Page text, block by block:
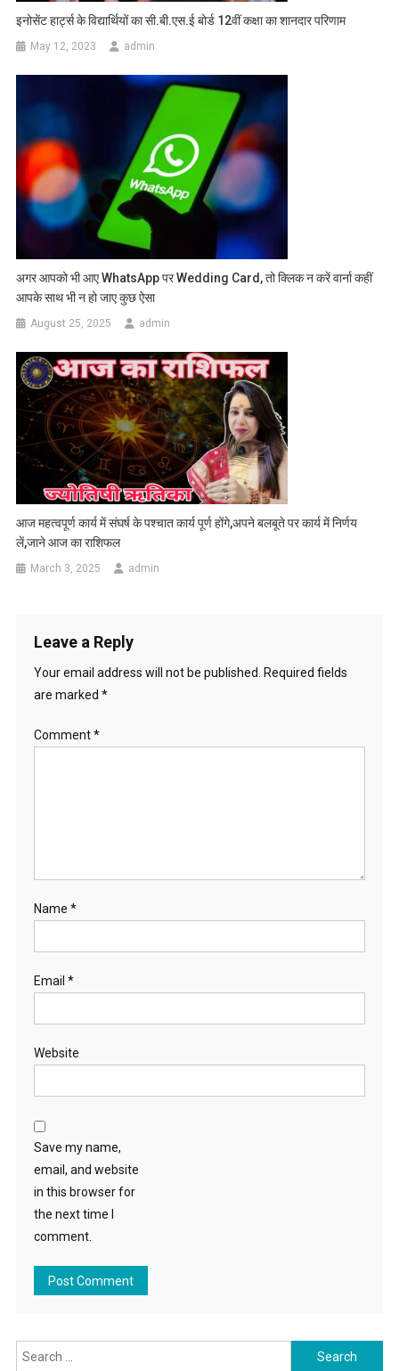
इनोसेंट हार्ट्स के विद्यार्थियों का सी.बी.एस.ई बोर्ड 12वीं कक्षा का शानदार परिणाम
May 12, 2023 admin
अगर आपको भी आए WhatsApp पर Wedding Card, तो क्लिक न करें वार्ना कहीं
आपके साथ भी न हो जाए कुछ ऐसा
August 25, 2025 admin
आज महत्वपूर्ण कार्य में संघर्ष के पश्चात कार्य पूर्ण होंगे,अपने बलबूते पर कार्य में निर्णय
लें,जाने आज का राशिफल
March 3, 2025 admin
Leave a Reply
Your email address will not be published. Required fields
are marked *
Comment*
Name *
Email *
Website
Save my name,
email, and website
in this browser for
the next time I
comment.
Search for: